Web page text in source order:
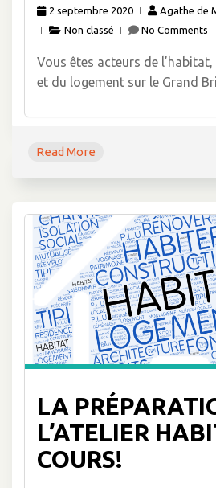
2 septembre 2020
Agathe de
Non classé
No Comments
Vous êtes acteurs de
et du logement sur le Grand
Read More
LA
L’ATELIER
COURS!